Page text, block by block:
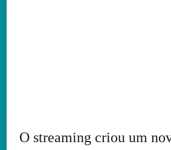
O streaming criou um